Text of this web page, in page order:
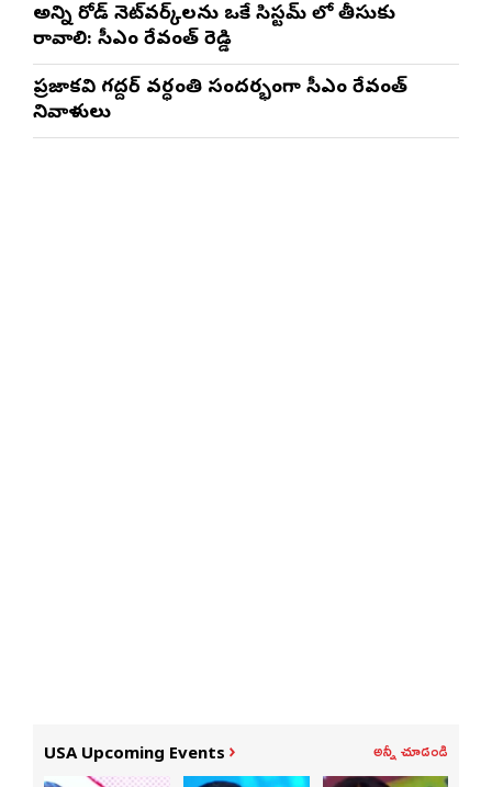
అన్ని రోడ్ నెట్‌వర్క్‌లను ఒకే సిస్టమ్ లో తీసుకు
రావాలి: సీఎం రేవంత్ రెడ్డి
ప్రజాకవి గద్దర్‌ వర్ధంతి సందర్భంగా సీఎం రేవంత్‌
నివాళులు
USA Upcoming Events అన్నీ చూడండి